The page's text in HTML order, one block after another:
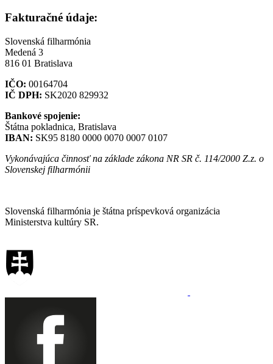
Fakturačné údaje:
Slovenská filharmónia
Medená 3
816 01 Bratislava
IČO: 00164704
IČ DPH: SK2020 829932
Bankové spojenie:
Štátna pokladnica, Bratislava
IBAN: SK95 8180 0000 0070 0007 0107
Vykonávajúca činnosť na základe zákona NR SR č. 114/2000 Z.z. o
Slovenskej filharmónii
Slovenská filharmónia je štátna príspevková organizácia
Ministerstva kultúry SR.